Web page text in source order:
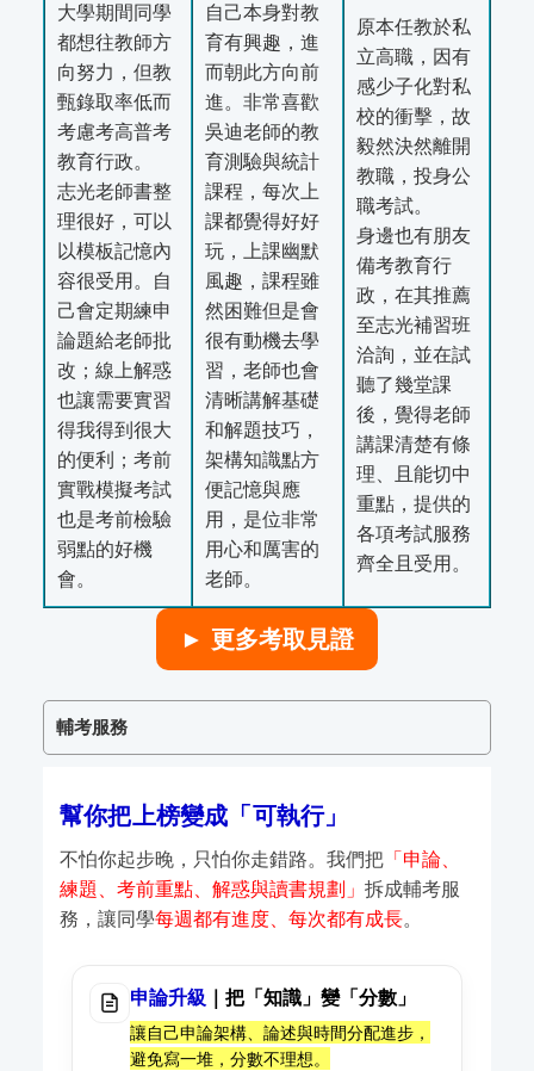
大學期間同學
都想往教師方
向努力，但教
甄錄取率低而
考慮考高普考
教育行政。
志光老師書整
理很好，可以
以模板記憶內
容很受用。自
己會定期練申
論題給老師批
改；線上解惑
也讓需要實習
得我得到很大
的便利；考前
實戰模擬考試
也是考前檢驗
弱點的好機
會。
自己本身對教
育有興趣，進
而朝此方向前
進。非常喜歡
吳迪老師的教
育測驗與統計
課程，每次上
課都覺得好好
玩，上課幽默
風趣，課程雖
然困難但是會
很有動機去學
習，老師也會
清晰講解基礎
和解題技巧，
架構知識點方
便記憶與應
用，是位非常
用心和厲害的
老師。
原本任教於私
立高職，因有
感少子化對私
校的衝擊，故
毅然決然離開
教職，投身公
職考試。
身邊也有朋友
備考教育行
政，在其推薦
至志光補習班
洽詢，並在試
聽了幾堂課
後，覺得老師
講課清楚有條
理、且能切中
重點，提供的
各項考試服務
齊全且受用。
► 更多考取見證
輔考服務
幫你把上榜變成「可執行」
不怕你起步晚，只怕你走錯路。我們把「申論、
練題、考前重點、解惑與讀書規劃」 拆成輔考服
務，讓同學每週都有進度、每次都有成長。
申論升級 ｜把「知識」變「分數」
讓自己申論架構、論述與時間分配進步，
避免寫一堆，分數不理想。